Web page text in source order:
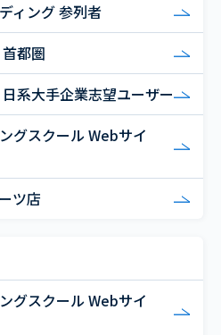
ィング 参列者
都圏
系大手企業志望ユーザー
グスクール Webサイ
ツ店
グスクール Webサイ